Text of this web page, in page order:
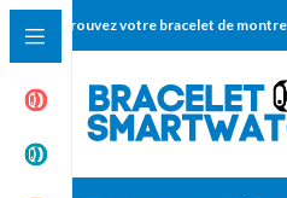
Trouvez votre bracelet de